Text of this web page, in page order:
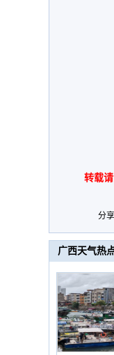
转载
分享
广西天气热